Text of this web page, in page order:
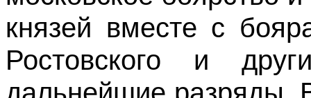
князей вместе с
Ростовского и